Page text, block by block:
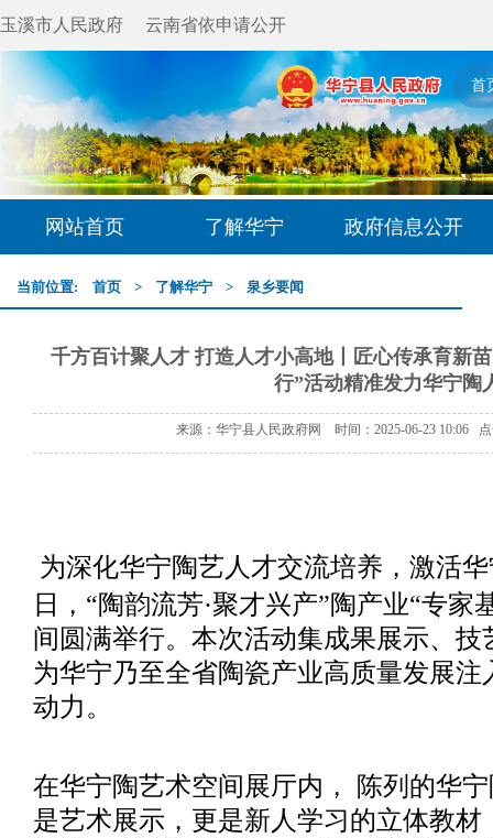
玉溪市人民政府 云南省依申请公开
首
网站首页 了解华宁 政府信息公开
当前位置: 首页 > 了解华宁 > 泉乡要闻
千方百计聚人才 打造人才小高地丨匠心传承育
行”活动精准发力华宁陶
来源：华宁县人民政府网 时间：2025-06-23 10:06
为深化华宁陶艺人才交流培养，激活
日，“陶韵流芳·聚才兴产”陶产业“专
间圆满举行。本次活动集成果展示、
为华宁乃至全省陶瓷产业高质量发展
动力。
在华宁陶艺术空间展厅内，
陈列的华
是艺术展示，更是新人学习的立体教